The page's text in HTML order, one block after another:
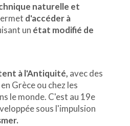
naturelle et
d'accéder à
un état modifié de
à l'Antiquité, avec des
Grèce ou chez les
le monde. C'est au 19e
sous l'impulsion